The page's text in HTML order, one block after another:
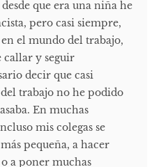
que era una niña he
pero casi siempre,
el mundo del trabajo,
callar y seguir
decir que casi
trabajo no he podido
En muchas
mis colegas se
pequeña, a hacer
a poner muchas